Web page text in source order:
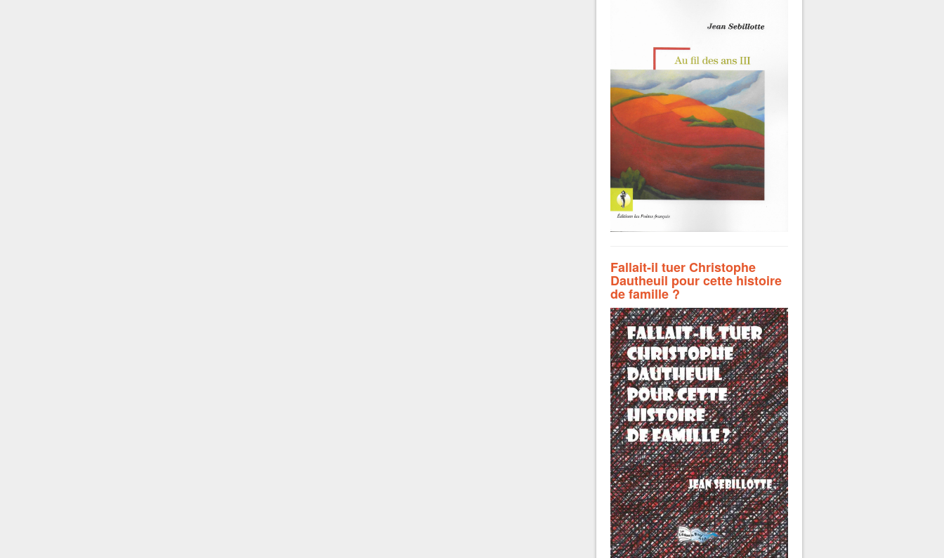
Fallait-il tuer Christophe
Dautheuil pour cette histoire
de famille ?